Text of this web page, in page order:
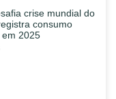
crise mundial do
consumo
em 2025